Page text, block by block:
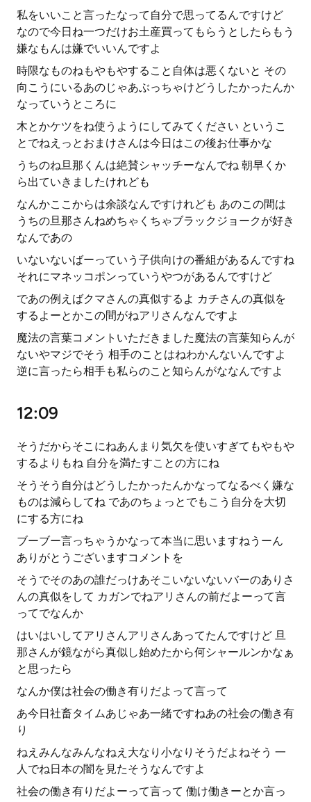
私をいいこと言ったなって自分で思ってるんですけど
なので今日ね一つだけお土産買ってもらうとしたらもう
嫌なもんは嫌でいいんですよ
時限なものねもやもやすること自体は悪くないと その
向こうにいるあのじゃあぶっちゃけどうしたかったんか
なっていうところに
木とかケツをね使うようにしてみてください というこ
とでねえっとおまけさんは今日はこの後お仕事かな
うちのね旦那くんは絶賛シャッチーなんでね 朝早くか
ら出ていきましたけれども
なんかここからは余談なんですけれども あのこの間は
うちの旦那さんねめちゃくちゃブラックジョークが好き
なんであの
いないないばーっていう子供向けの番組があるんですね
それにマネッコポンっていうやつがあるんですけど
であの例えばクマさんの真似するよ カチさんの真似を
するよーとかこの間がねアリさんなんですよ
魔法の言葉コメントいただきました魔法の言葉知らんが
ないやマジでそう 相手のことはねわかんないんですよ
逆に言ったら相手も私らのこと知らんがななんですよ
12:09
そうだからそこにねあんまり気欠を使いすぎてもやもや
するよりもね 自分を満たすことの方にね
そうそう自分はどうしたかったんかなってなるべく嫌な
ものは減らしてね であのちょっとでもこう自分を大切
にする方にね
ブーブー言っちゃうかなって本当に思いますねうーん
ありがとうございますコメントを
そうでそのあの誰だっけあそこいないないバーのありさ
んの真似をして カガンでねアリさんの前だよーって言
ってでなんか
はいはいしてアリさんアリさんあってたんですけど 旦
那さんが鏡ながら真似し始めたから何シャールンかなぁ
と思ったら
なんか僕は社会の働き有りだよって言って
あ今日社畜タイムあじゃあ一緒ですねあの社会の働き有
り
ねえみんなみんなねえ大なり小なりそうだよねそう 一
人でね日本の闇を見たそうなんですよ
社会の働き有りだよーって言って 働け働きーとか言っ